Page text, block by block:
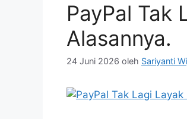
PayPal Tak
Alasannya.
24 Juni 2026 oleh Sariyanti